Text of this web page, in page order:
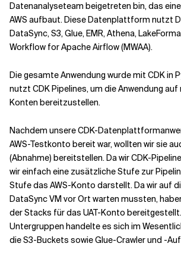
Verwandte Themen
Datenanalyseteam beigetreten bin, das
AWS aufbaut. Diese Datenplattform nutzt
DataSync, S3, Glue, EMR, Athena,
Workflow for Apache Airflow (MWAA).
Die gesamte Anwendung wurde mit CDK in
nutzt CDK Pipelines, um die Anwendung auf
Konten bereitzustellen.
Nachdem unsere CDK-
AWS-Testkonto bereit war, wollten wir sie
(Abnahme) bereitstellen. Da wir CDK-
wir einfach eine zusätzliche Stufe zur
Stufe das AWS-Konto darstellt. Da wir auf
DataSync VM vor Ort warten mussten,
der Stacks für das UAT-Konto
Untergruppen handelte es sich im
die S3-Buckets sowie Glue-Crawler und -